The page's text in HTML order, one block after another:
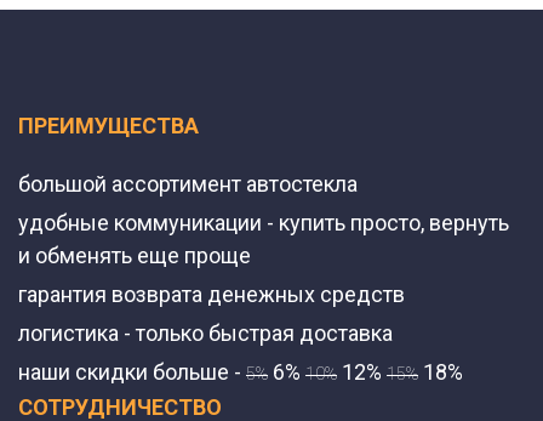
ПРЕИМУЩЕСТВА
большой ассортимент автостекла
удобные коммуникации - купить просто, вернуть
и обменять еще проще
гарантия возврата денежных средств
логистика - только быстрая доставка
наши скидки больше - 5% 6% 10% 12% 15% 18%
СОТРУДНИЧЕСТВО